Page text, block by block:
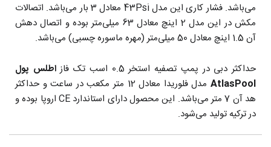
می‌باشد. فشار کاری این مدل 43Psi معادل 3 بار می‌باشد. اتصالات
مکش در این مدل 2 اینچ معادل 63 میلی‌متر بوده و اتصال دهش
آن 1.5 اینچ معادل 50 میلی‌متر (مهره ماسوره چسبی) می‌باشد.
حداکثر دبی در پمپ تصفیه استخر 0.5 اسب تک فاز
اطلس پول
AtlasPool
مدل فلوریدا معادل 12 متر مکعب در ساعت و حداکثر
هد آن 7 متر می‌باشد. این محصول دارای استاندارد CE اروپا بوده و
در ترکیه تولید می‌شود.